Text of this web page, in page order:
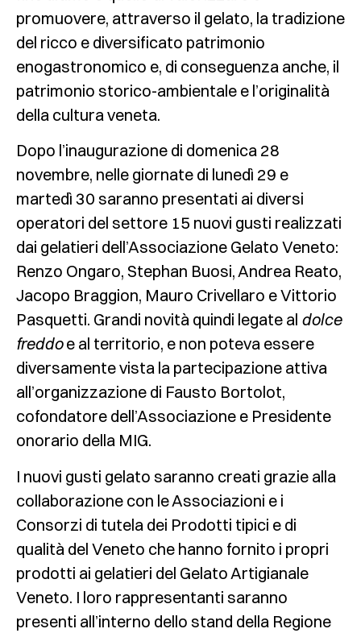
promuovere, attraverso il gelato, la tradizione
del ricco e diversificato patrimonio
enogastronomico e, di conseguenza anche, il
patrimonio storico-ambientale e l’originalità
della cultura veneta.
Dopo l’inaugurazione di domenica 28
novembre, nelle giornate di lunedì 29 e
martedì 30 saranno presentati ai diversi
operatori del settore 15 nuovi gusti realizzati
dai gelatieri dell’Associazione Gelato Veneto:
Renzo Ongaro, Stephan Buosi, Andrea Reato,
Jacopo Braggion, Mauro Crivellaro e Vittorio
Pasquetti. Grandi novità quindi legate al dolce
freddoe al territorio, e non poteva essere
diversamente vista la partecipazione attiva
all’organizzazione di Fausto Bortolot,
cofondatore dell’Associazione e Presidente
onorario della MIG.
I nuovi gusti gelato saranno creati grazie alla
collaborazione con le Associazioni e i
Consorzi di tutela dei Prodotti tipici e di
qualità del Veneto che hanno fornito i propri
prodotti ai gelatieri del Gelato Artigianale
Veneto. I loro rappresentanti saranno
presenti all’interno dello stand della Regione